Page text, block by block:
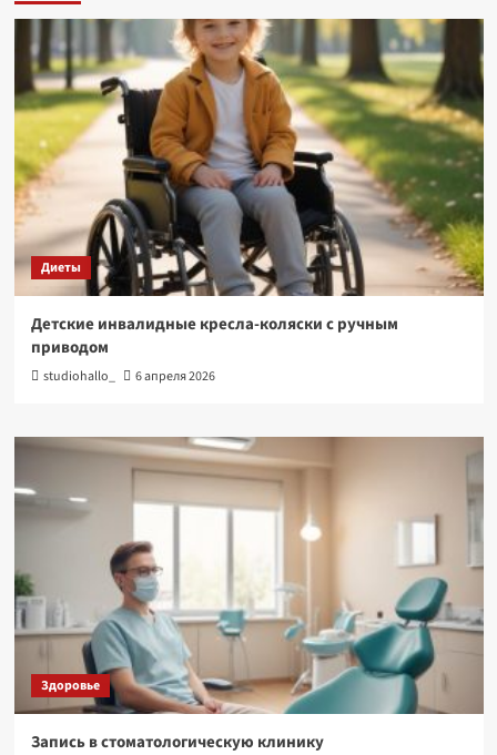
Диеты
Детские инвалидные кресла-коляски с ручным
приводом
studiohallo_ 6 апреля 2026
Здоровье
Запись в стоматологическую клинику